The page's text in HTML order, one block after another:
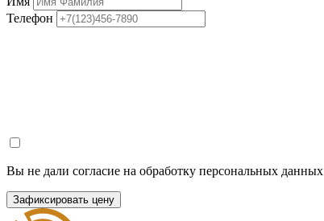
Телефон
Вы не дали согласие на обработку персональных данных
Зафиксировать цену